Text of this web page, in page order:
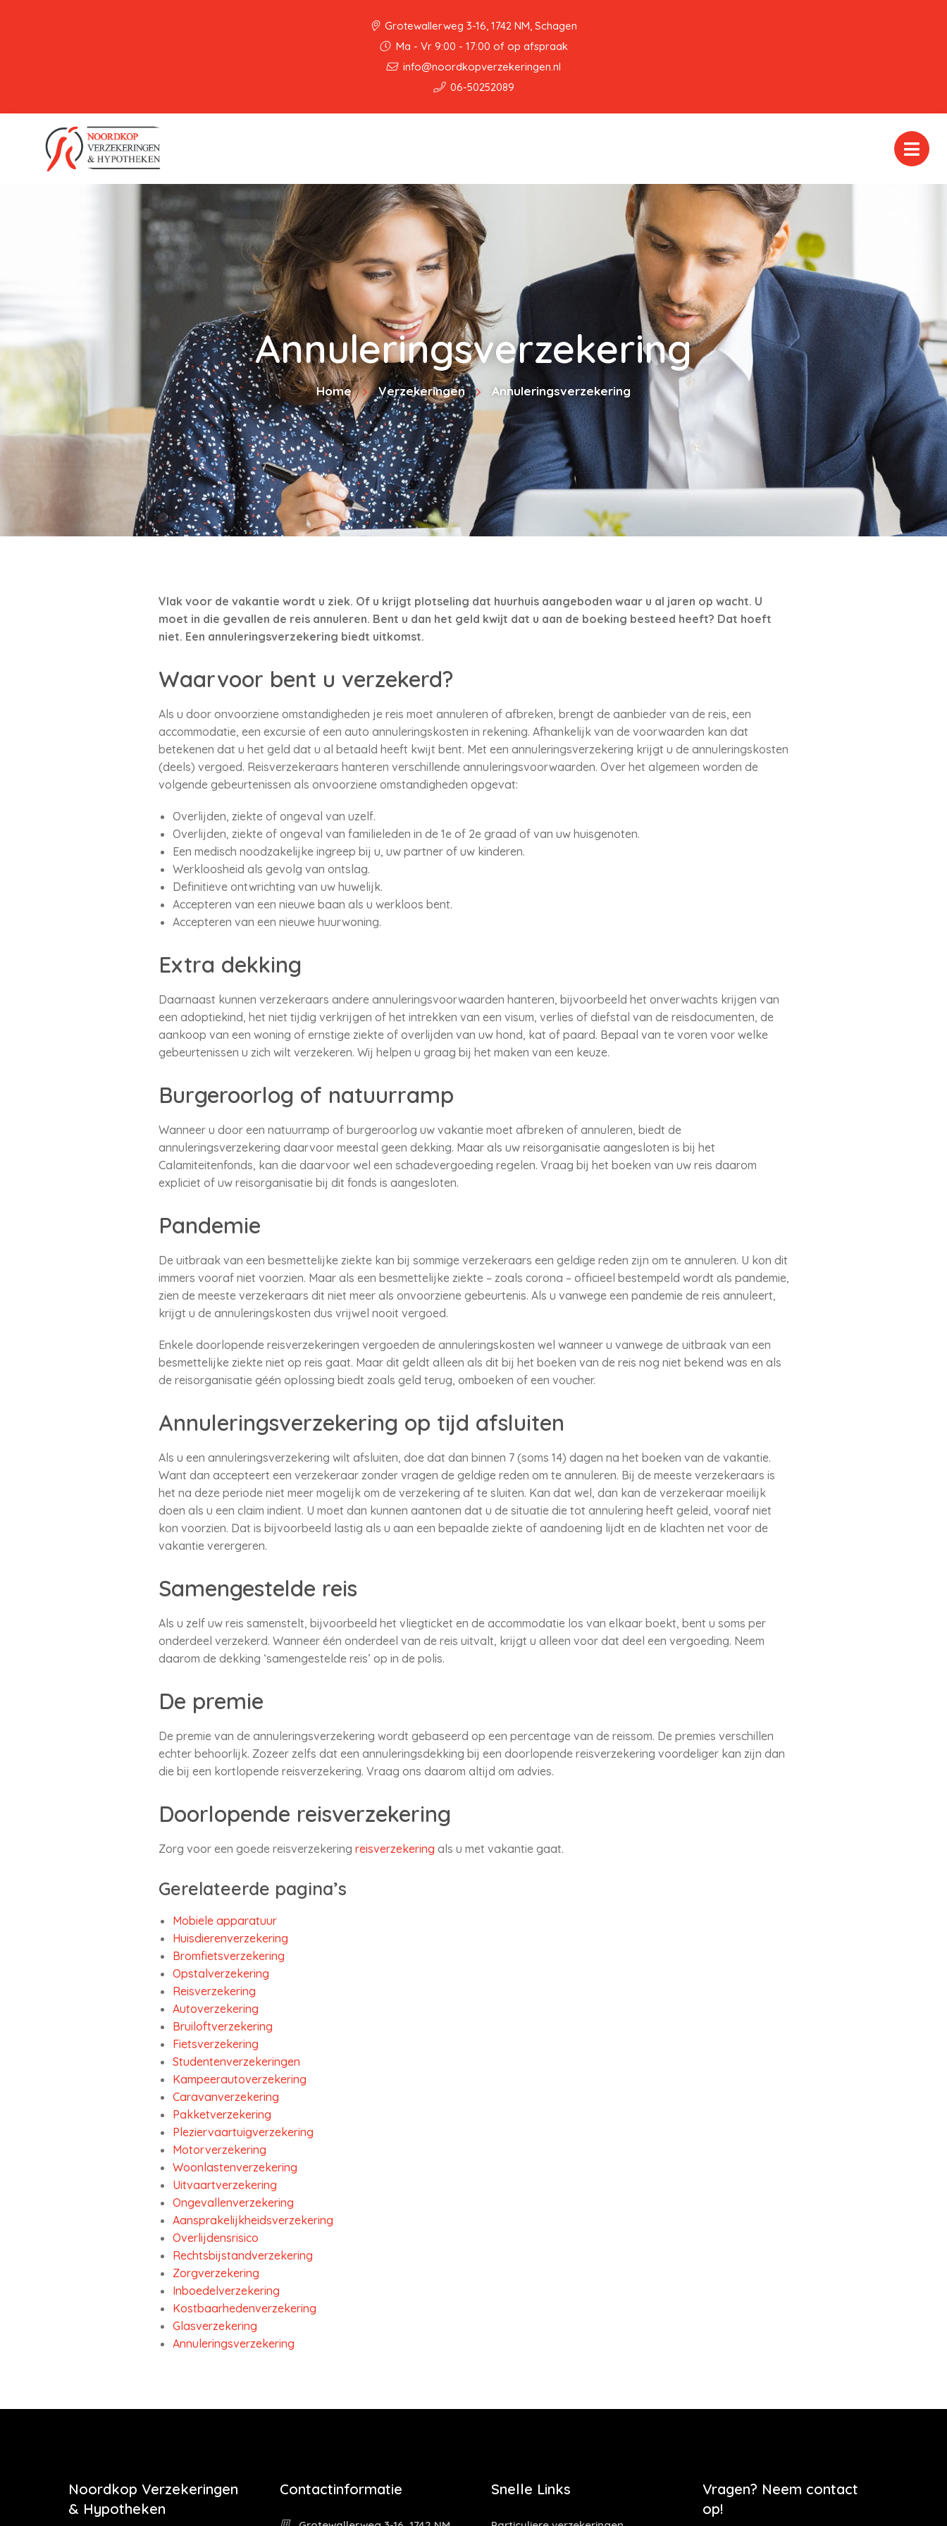
Grotewallerweg 3-16, 1742 NM, Schagen
Ma - Vr 9:00 - 17:00 of op afspraak
info@noordkopverzekeringen.nl
06-50252089
Annuleringsverzekering
Home Verzekeringen Annuleringsverzekering
Vlak voor de vakantie wordt u ziek. Of u krijgt plotseling dat huurhuis aangeboden waar u al jaren op wacht. U
moet in die gevallen de reis annuleren. Bent u dan het geld kwijt dat u aan de boeking besteed heeft? Dat hoeft
niet. Een annuleringsverzekering biedt uitkomst.
Waarvoor bent u verzekerd?
Als u door onvoorziene omstandigheden je reis moet annuleren of afbreken, brengt de aanbieder van de reis, een
accommodatie, een excursie of een auto annuleringskosten in rekening. Afhankelijk van de voorwaarden kan dat
betekenen dat u het geld dat u al betaald heeft kwijt bent. Met een annuleringsverzekering krijgt u de annuleringskosten
(deels) vergoed. Reisverzekeraars hanteren verschillende annuleringsvoorwaarden. Over het algemeen worden de
volgende gebeurtenissen als onvoorziene omstandigheden opgevat:
Overlijden, ziekte of ongeval van uzelf.
Overlijden, ziekte of ongeval van familieleden in de 1e of 2e graad of van uw huisgenoten.
Een medisch noodzakelijke ingreep bij u, uw partner of uw kinderen.
Werkloosheid als gevolg van ontslag.
Definitieve ontwrichting van uw huwelijk.
Accepteren van een nieuwe baan als u werkloos bent.
Accepteren van een nieuwe huurwoning.
Extra dekking
Daarnaast kunnen verzekeraars andere annuleringsvoorwaarden hanteren, bijvoorbeeld het onverwachts krijgen van
een adoptiekind, het niet tijdig verkrijgen of het intrekken van een visum, verlies of diefstal van de reisdocumenten, de
aankoop van een woning of ernstige ziekte of overlijden van uw hond, kat of paard. Bepaal van te voren voor welke
gebeurtenissen u zich wilt verzekeren. Wij helpen u graag bij het maken van een keuze.
Burgeroorlog of natuurramp
Wanneer u door een natuurramp of burgeroorlog uw vakantie moet afbreken of annuleren, biedt de
annuleringsverzekering daarvoor meestal geen dekking. Maar als uw reisorganisatie aangesloten is bij het
Calamiteitenfonds, kan die daarvoor wel een schadevergoeding regelen. Vraag bij het boeken van uw reis daarom
expliciet of uw reisorganisatie bij dit fonds is aangesloten.
Pandemie
De uitbraak van een besmettelijke ziekte kan bij sommige verzekeraars een geldige reden zijn om te annuleren. U kon dit
immers vooraf niet voorzien. Maar als een besmettelijke ziekte – zoals corona – officieel bestempeld wordt als pandemie,
zien de meeste verzekeraars dit niet meer als onvoorziene gebeurtenis. Als u vanwege een pandemie de reis annuleert,
krijgt u de annuleringskosten dus vrijwel nooit vergoed.
Enkele doorlopende reisverzekeringen vergoeden de annuleringskosten wel wanneer u vanwege de uitbraak van een
besmettelijke ziekte niet op reis gaat. Maar dit geldt alleen als dit bij het boeken van de reis nog niet bekend was en als
de reisorganisatie géén oplossing biedt zoals geld terug, omboeken of een voucher.
Annuleringsverzekering op tijd afsluiten
Als u een annuleringsverzekering wilt afsluiten, doe dat dan binnen 7 (soms 14) dagen na het boeken van de vakantie.
Want dan accepteert een verzekeraar zonder vragen de geldige reden om te annuleren. Bij de meeste verzekeraars is
het na deze periode niet meer mogelijk om de verzekering af te sluiten. Kan dat wel, dan kan de verzekeraar moeilijk
doen als u een claim indient. U moet dan kunnen aantonen dat u de situatie die tot annulering heeft geleid, vooraf niet
kon voorzien. Dat is bijvoorbeeld lastig als u aan een bepaalde ziekte of aandoening lijdt en de klachten net voor de
vakantie verergeren.
Samengestelde reis
Als u zelf uw reis samenstelt, bijvoorbeeld het vliegticket en de accommodatie los van elkaar boekt, bent u soms per
onderdeel verzekerd. Wanneer één onderdeel van de reis uitvalt, krijgt u alleen voor dat deel een vergoeding. Neem
daarom de dekking ‘samengestelde reis’ op in de polis.
De premie
De premie van de annuleringsverzekering wordt gebaseerd op een percentage van de reissom. De premies verschillen
echter behoorlijk. Zozeer zelfs dat een annuleringsdekking bij een doorlopende reisverzekering voordeliger kan zijn dan
die bij een kortlopende reisverzekering. Vraag ons daarom altijd om advies.
Doorlopende reisverzekering
Zorg voor een goede reisverzekering reisverzekering als u met vakantie gaat.
Gerelateerde pagina’s
Mobiele apparatuur
Huisdierenverzekering
Bromfietsverzekering
Opstalverzekering
Reisverzekering
Autoverzekering
Bruiloftverzekering
Fietsverzekering
Studentenverzekeringen
Kampeerautoverzekering
Caravanverzekering
Pakketverzekering
Pleziervaartuigverzekering
Motorverzekering
Woonlastenverzekering
Uitvaartverzekering
Ongevallenverzekering
Aansprakelijkheidsverzekering
Overlijdensrisico
Rechtsbijstandverzekering
Zorgverzekering
Inboedelverzekering
Kostbaarhedenverzekering
Glasverzekering
Annuleringsverzekering
Noordkop Verzekeringen
& Hypotheken
Contactinformatie Snelle Links
Vragen? Neem contact
op!